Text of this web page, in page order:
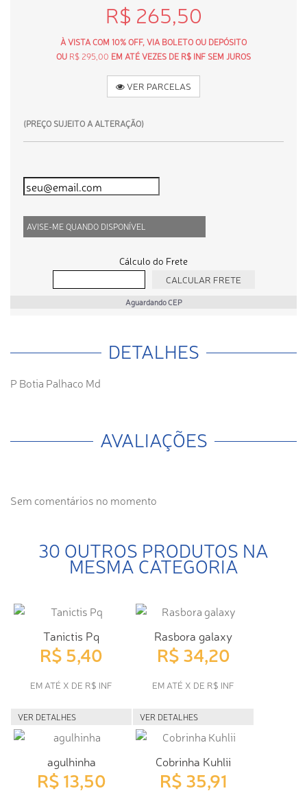
R$ 265,50
À VISTA COM 10% OFF, VIA BOLETO OU DEPÓSITO
OU R$ 295,00 EM ATÉ VEZES DE R$ INF SEM JUROS
VER PARCELAS
(PREÇO SUJEITO A ALTERAÇÃO)
AVISE-ME QUANDO DISPONÍVEL
Cálculo do Frete
Aguardando CEP
DETALHES
P Botia Palhaco Md
AVALIAÇÕES
Sem comentários no momento
30 OUTROS PRODUTOS NA
MESMA CATEGORIA
Tanictis Pq
R$ 5,40
EM ATÉ X DE R$ INF
VER DETALHES
Rasbora galaxy
R$ 34,20
EM ATÉ X DE R$ INF
VER DETALHES
agulhinha
R$ 13,50
Cobrinha Kuhlii
R$ 35,91